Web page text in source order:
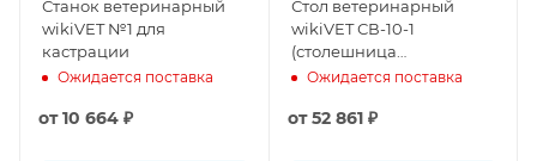
Станок ветеринарный
wikiVET №1 для
кастрации
Ожидается поставка
от10 664 ₽
Стол ветеринарный
wikiVET СВ-10-1
(столешница
нержавеющая сталь,
Ожидается поставка
от52 861 ₽